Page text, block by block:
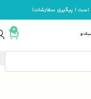
است ( پیگیری سفارشات)
0
تخصصی بانوان